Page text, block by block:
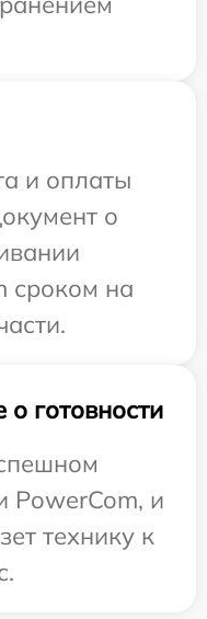
и оплаты
о
сроком на
готовности
PowerCom, и
технику к